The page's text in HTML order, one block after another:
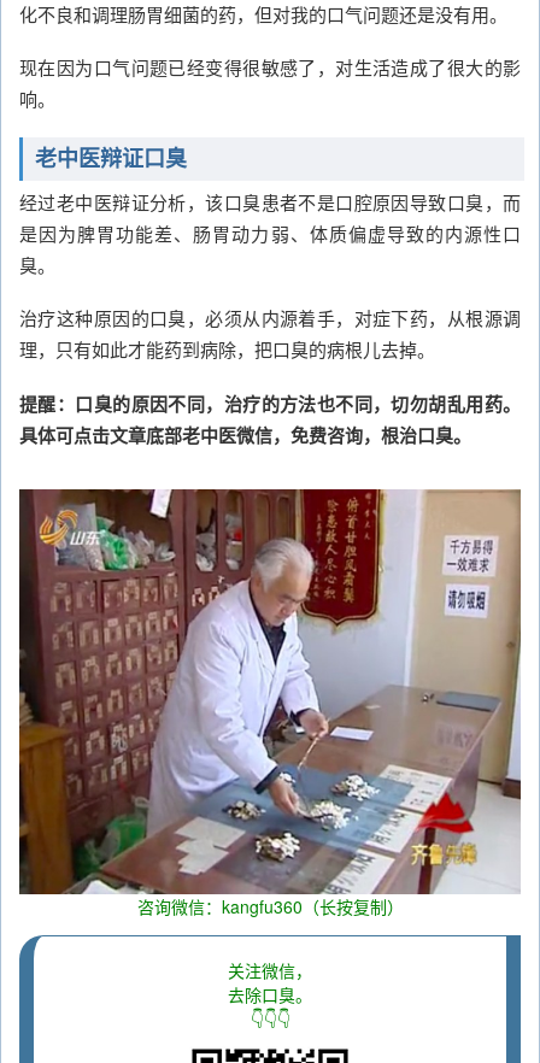
化不良和调理肠胃细菌的药，但对我的口气问题还是没有用。
现在因为口气问题已经变得很敏感了，对生活造成了很大的影
响。
老中医辩证口臭
经过老中医辩证分析，该口臭患者不是口腔原因导致口臭，而
是因为脾胃功能差、肠胃动力弱、体质偏虚导致的内源性口
臭。
治疗这种原因的口臭，必须从内源着手，对症下药，从根源调
理，只有如此才能药到病除，把口臭的病根儿去掉。
提醒：口臭的原因不同，治疗的方法也不同，切勿胡乱用药。
具体可点击文章底部老中医微信，免费咨询，根治口臭。
咨询微信：kangfu360（长按复制）
关注微信，
去除口臭。
👇👇👇